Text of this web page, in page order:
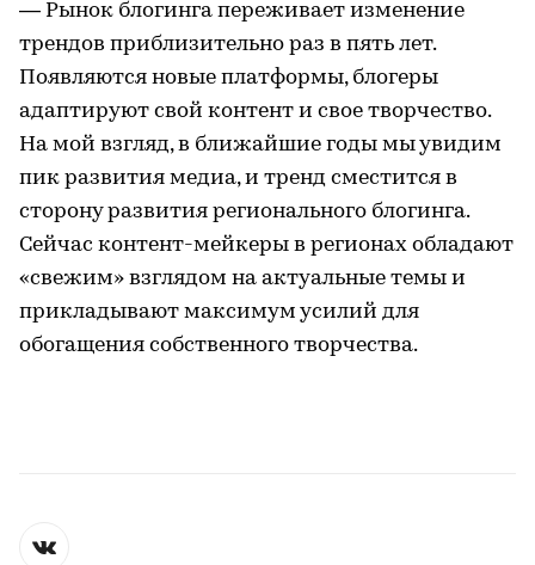
— Рынок блогинга переживает изменение
трендов приблизительно раз в пять лет.
Появляются новые платформы, блогеры
адаптируют свой контент и свое творчество.
На мой взгляд, в ближайшие годы мы увидим
пик развития медиа, и тренд сместится в
сторону развития регионального блогинга.
Сейчас контент-мейкеры в регионах обладают
«свежим» взглядом на актуальные темы и
прикладывают максимум усилий для
обогащения собственного творчества.